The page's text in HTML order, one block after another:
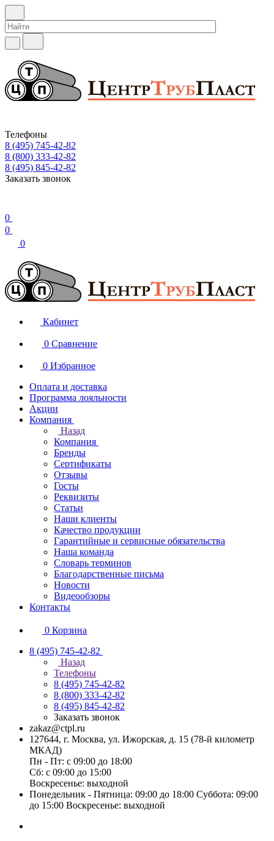
Телефоны
8 (495) 745-42-82
8 (800) 333-42-82
8 (495) 845-42-82
Заказать звонок
0
0
0
Кабинет
0 Сравнение
0 Избранное
Оплата и доставка
Программа лояльности
Акции
Компания
Назад
Компания
Бренды
Сертификаты
Отзывы
Госты
Реквизиты
Статьи
Наши клиенты
Качество продукции
Гарантийные и сервисные обязательства
Наша команда
Словарь терминов
Благодарственные письма
Новости
Видеообзоры
Контакты
0 Корзина
8 (495) 745-42-82
Назад
Телефоны
8 (495) 745-42-82
8 (800) 333-42-82
8 (495) 845-42-82
Заказать звонок
zakaz@ctpl.ru
127644, г. Москва, ул. Ижорская, д. 15 (78-й километр
МКАД)
Пн - Пт: с 09:00 до 18:00
Сб: с 09:00 до 15:00
Воскресенье: выходной
Понедельник - Пятница: 09:00 до 18:00 Суббота: 09:00
до 15:00 Воскресенье: выходной